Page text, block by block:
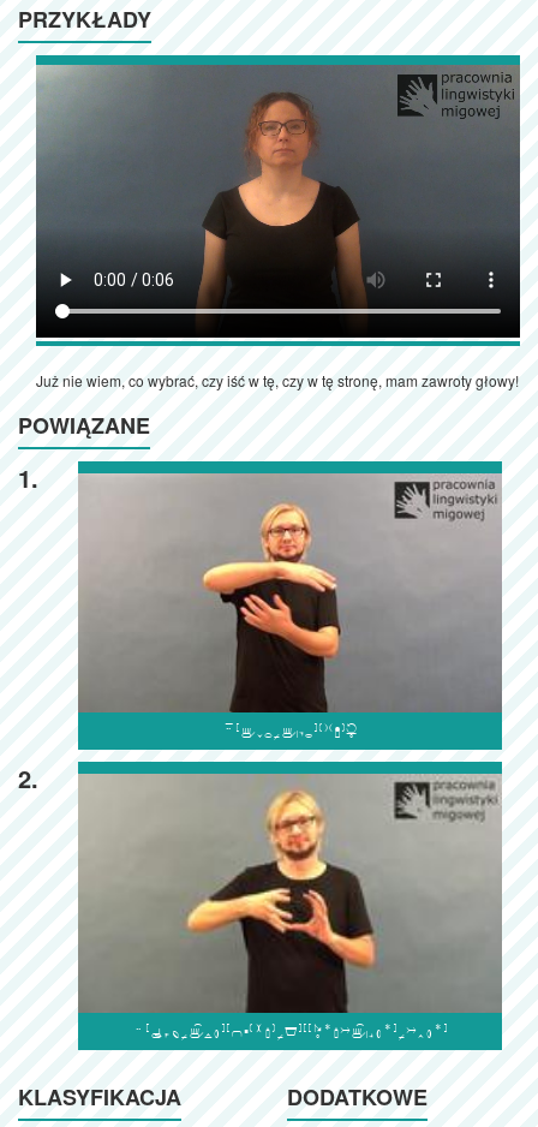
PRZYKŁADY
Już nie wiem, co wybrać, czy iść w tę, czy w tę stronę, mam zawroty głowy!
POWIĄZANE
1.

2.

KLASYFIKACJA DODATKOWE